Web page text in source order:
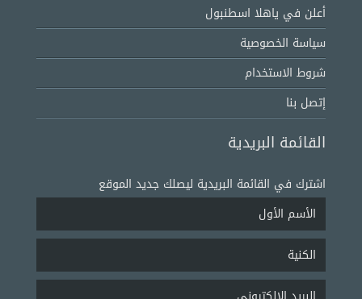
أعلن في ياهلا اسطنبول
سياسة الخصوصية
شروط الاستخدام
إتصل بنا
القائمة البريدية
اشترك في القائمة البريدية ليصلك جديد الموقع